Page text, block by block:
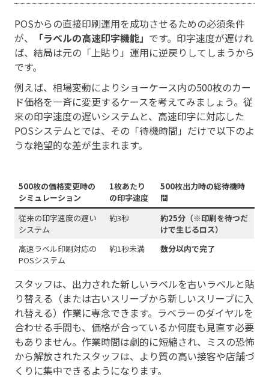
POSからの直接印刷運用を成功させるための必須条件
が、
「ラベルの高速印字機能」 です。印字速度が遅けれ
ば、結局は元の「上貼り」運用に逆戻りしてしまうから
です。
例えば、相場変動によりショーケース内の500枚のカー
ド価格を一斉に変更するケースを考えてみましょう。従
来の印字速度の遅いシステムと、高速印字に対応した
POSシステムとでは、その「待機時間」だけで以下のよ
うな絶望的な差が生まれます。
500枚の価格変更時の
シミュレーション
1枚あたり
の印字速度
500枚出力時の総待機時
間
従来の印字速度の遅い
システム
約3秒
約25分（※印刷を待つだ
けで生じるロス）
高速ラベル印刷対応の
POSシステム
約1秒未満 数分以内で完了
スタッフは、出力された新しいラベルを古いラベルと貼
り替える（または古いスリーブから新しいスリーブに入
れ替える）作業に専念できます。ラベラーのダイヤルを
合わせる手間も、価格が合っているか何度も見直す必要
もありません。作業時間は劇的に短縮され、ミスの恐怖
から解放されたスタッフは、より質の高い接客や店舗づ
くりに集中できるようになります。